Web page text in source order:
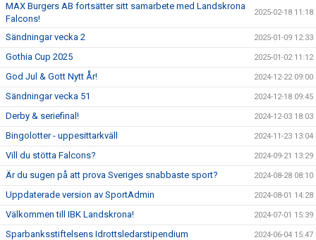
MAX Burgers AB fortsätter sitt samarbete med Landskrona
Falcons!
2025-02-18 11:18
Sändningar vecka 2 2025-01-09 12:33
Gothia Cup 2025 2025-01-02 11:12
God Jul & Gott Nytt År! 2024-12-22 09:00
Sändningar vecka 51 2024-12-18 09:45
Derby & seriefinal! 2024-12-03 18:03
Bingolotter - uppesittarkväll 2024-11-23 13:04
Vill du stötta Falcons? 2024-09-21 13:29
Är du sugen på att prova Sveriges snabbaste sport? 2024-08-28 08:10
Uppdaterade version av SportAdmin 2024-08-01 14:28
Välkommen till IBK Landskrona! 2024-07-01 15:39
Sparbanksstiftelsens Idrottsledarstipendium 2024-06-04 15:47